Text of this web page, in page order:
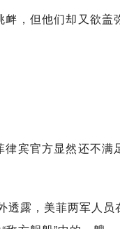
，但他们却又欲
宾官方显然还不
露，美菲两军人员